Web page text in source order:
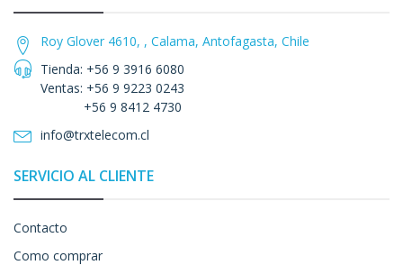
Roy Glover 4610, , Calama, Antofagasta, Chile
Tienda: +56 9 3916 6080
Ventas: +56 9 9223 0243
+56 9 8412 4730
info@trxtelecom.cl
SERVICIO AL CLIENTE
Contacto
Como comprar